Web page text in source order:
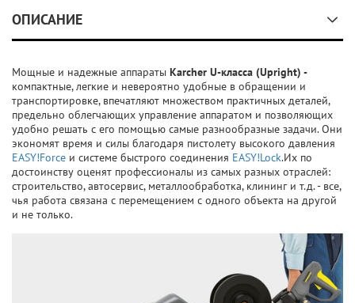
ОПИСАНИЕ
Мощные и надежные аппараты Karcher U-класса (Upright) -
компактные, легкие и невероятно удобные в обращении и
транспортировке, впечатляют множеством практичных деталей,
предельно облегчающих управление аппаратом и позволяющих
удобно решать с его помощью самые разнообразные задачи. Они
экономят время и силы благодаря пистолету высокого давления
EASY!Force и системе быстрого соединения EASY!Lock.Их по
достоинству оценят профессионалы из самых разных отраслей:
строительство, автосервис, металлообработка, клининг и т.д. - все,
чья работа связана с перемещением с одного объекта на другой
и не только.